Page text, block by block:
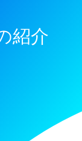
紹介